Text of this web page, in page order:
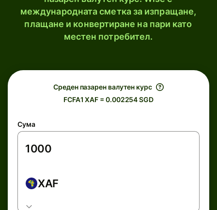
международната сметка за изпращане,
плащане и конвертиране на пари като
местен потребител.
Среден пазарен валутен курс
FCFA1 XAF = 0.002254 SGD
Сума
XAF